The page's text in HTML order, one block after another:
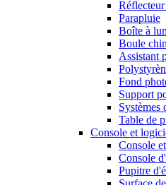
Parapluie
Boîte à
Boule
Assistant
Fond
Support
Systèmes
Table de
Console et
Console
Console
Pupitre